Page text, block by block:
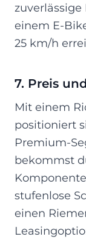
einem E-
25 km/h
7. Preis
Mit einem
positioniert
Premium-
bekommst
stufenlose
einen